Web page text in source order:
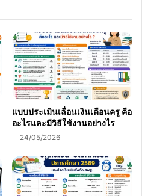
แบบประเมินเลื่อนเงินเดือนครู คือ
อะไรและมีวิธีใช้งานอย่างไร
24/05/2026